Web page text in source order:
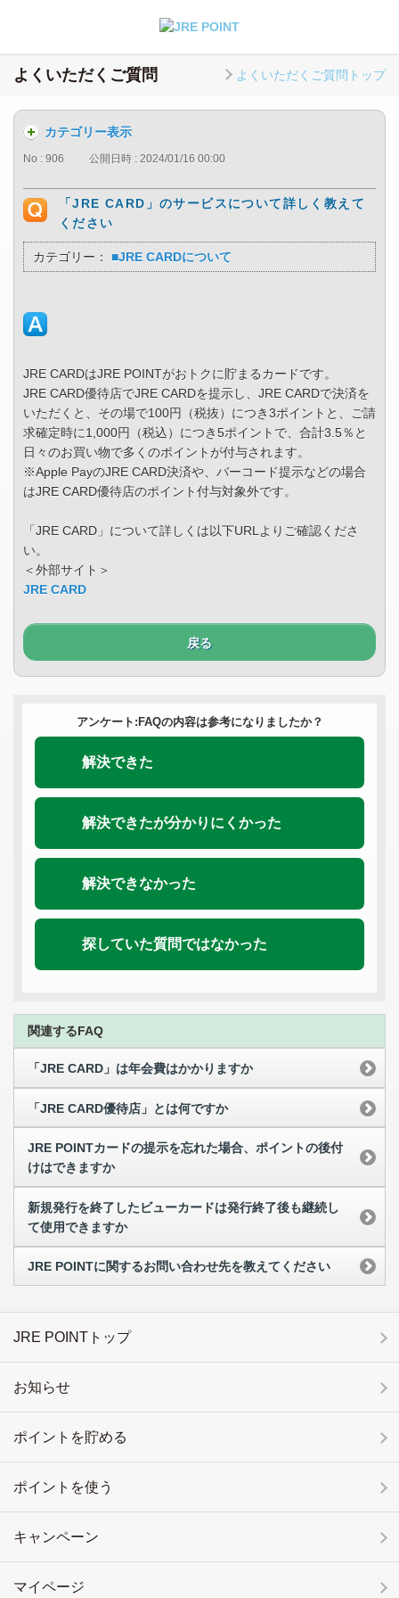
よくいただくご質問 よくいただくご質問トップ
カテゴリー表示
No : 906 公開日時 : 2024/01/16 00:00
「JRE CARD」のサービスについて詳しく教えて
ください
カテゴリー： ■JRE CARDについて
JRE CARDはJRE POINTがおトクに貯まるカードです。
JRE CARD優待店でJRE CARDを提示し、JRE CARDで決済を
いただくと、その場で100円（税抜）につき3ポイントと、ご請
求確定時に1,000円（税込）につき5ポイントで、合計3.5％と
日々のお買い物で多くのポイントが付与されます。
※Apple PayのJRE CARD決済や、バーコード提示などの場合
はJRE CARD優待店のポイント付与対象外です。
「JRE CARD」について詳しくは以下URLよりご確認くださ
い。
＜外部サイト＞
JRE CARD
戻る
アンケート:FAQの内容は参考になりましたか？
解決できた
解決できたが分かりにくかった
解決できなかった
探していた質問ではなかった
関連するFAQ
「JRE CARD」は年会費はかかりますか
「JRE CARD優待店」とは何ですか
JRE POINTカードの提示を忘れた場合、ポイントの後付
けはできますか
新規発行を終了したビューカードは発行終了後も継続し
て使用できますか
JRE POINTに関するお問い合わせ先を教えてください
JRE POINTトップ
お知らせ
ポイントを貯める
ポイントを使う
キャンペーン
マイページ